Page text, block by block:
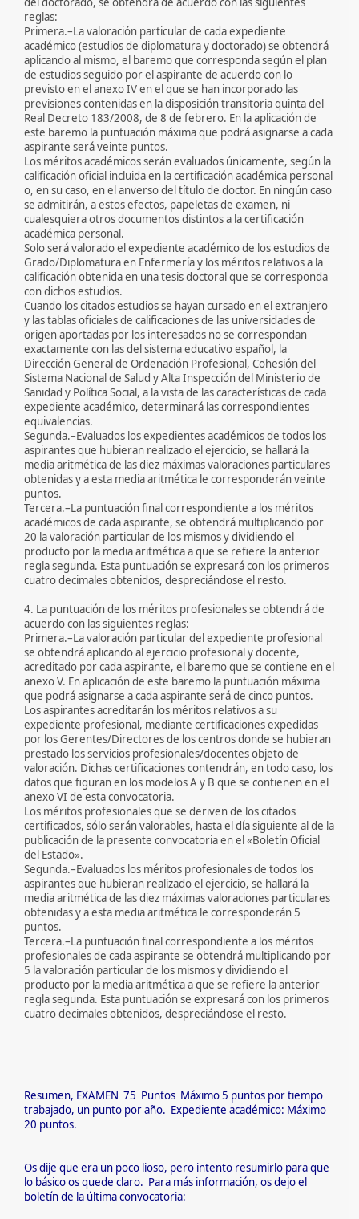
reglas:
Primera.–La valoración particular de cada expediente
académico (estudios de diplomatura y doctorado) se obtendrá
aplicando al mismo, el baremo que corresponda según el plan
de estudios seguido por el aspirante de acuerdo con lo
previsto en el anexo IV en el que se han incorporado las
previsiones contenidas en la disposición transitoria quinta del
Real Decreto 183/2008, de 8 de febrero. En la aplicación de
este baremo la puntuación máxima que podrá asignarse a cada
aspirante será veinte puntos.
Los méritos académicos serán evaluados únicamente, según la
calificación oficial incluida en la certificación académica personal
o, en su caso, en el anverso del título de doctor. En ningún caso
se admitirán, a estos efectos, papeletas de examen, ni
cualesquiera otros documentos distintos a la certificación
académica personal.
Solo será valorado el expediente académico de los estudios de
Grado/Diplomatura en Enfermería y los méritos relativos a la
calificación obtenida en una tesis doctoral que se corresponda
con dichos estudios.
Cuando los citados estudios se hayan cursado en el extranjero
y las tablas oficiales de calificaciones de las universidades de
origen aportadas por los interesados no se correspondan
exactamente con las del sistema educativo español, la
Dirección General de Ordenación Profesional, Cohesión del
Sistema Nacional de Salud y Alta Inspección del Ministerio de
Sanidad y Política Social, a la vista de las características de cada
expediente académico, determinará las correspondientes
equivalencias.
Segunda.–Evaluados los expedientes académicos de todos los
aspirantes que hubieran realizado el ejercicio, se hallará la
media aritmética de las diez máximas valoraciones particulares
obtenidas y a esta media aritmética le corresponderán veinte
puntos.
Tercera.–La puntuación final correspondiente a los méritos
académicos de cada aspirante, se obtendrá multiplicando por
20 la valoración particular de los mismos y dividiendo el
producto por la media aritmética a que se refiere la anterior
regla segunda. Esta puntuación se expresará con los primeros
cuatro decimales obtenidos, despreciándose el resto.
4. La puntuación de los méritos profesionales se obtendrá de
acuerdo con las siguientes reglas:
Primera.–La valoración particular del expediente profesional
se obtendrá aplicando al ejercicio profesional y docente,
acreditado por cada aspirante, el baremo que se contiene en el
anexo V. En aplicación de este baremo la puntuación máxima
que podrá asignarse a cada aspirante será de cinco puntos.
Los aspirantes acreditarán los méritos relativos a su
expediente profesional, mediante certificaciones expedidas
por los Gerentes/Directores de los centros donde se hubieran
prestado los servicios profesionales/docentes objeto de
valoración. Dichas certificaciones contendrán, en todo caso, los
datos que figuran en los modelos A y B que se contienen en el
anexo VI de esta convocatoria.
Los méritos profesionales que se deriven de los citados
certificados, sólo serán valorables, hasta el día siguiente al de la
publicación de la presente convocatoria en el «Boletín Oficial
del Estado».
Segunda.–Evaluados los méritos profesionales de todos los
aspirantes que hubieran realizado el ejercicio, se hallará la
media aritmética de las diez máximas valoraciones particulares
obtenidas y a esta media aritmética le corresponderán 5
puntos.
Tercera.–La puntuación final correspondiente a los méritos
profesionales de cada aspirante se obtendrá multiplicando por
5 la valoración particular de los mismos y dividiendo el
producto por la media aritmética a que se refiere la anterior
regla segunda. Esta puntuación se expresará con los primeros
cuatro decimales obtenidos, despreciándose el resto.
Resumen, EXAMEN 75 Puntos Máximo 5 puntos por tiempo
trabajado, un punto por año. Expediente académico: Máximo
20 puntos.
Os dije que era un poco lioso, pero intento resumirlo para que
lo básico os quede claro. Para más información, os dejo el
boletín de la última convocatoria: